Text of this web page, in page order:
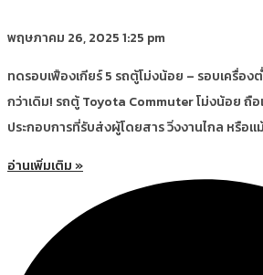
พฤษภาคม 26, 20251:25 pm
ทดรอบเฟืองเกียร์ 5 รถตู้โม่งน้อย – รอบเครื่อ
กว่าเดิม! รถตู้ Toyota Commuter โม่งน้อย ถื
ประกอบการที่รับส่งผู้โดยสาร วิ่งงานไกล หรือ
อ่านเพิ่มเติม »